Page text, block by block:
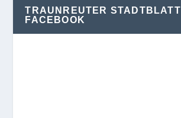
TRAUNREUTER STADTBLATT
FACEBOOK